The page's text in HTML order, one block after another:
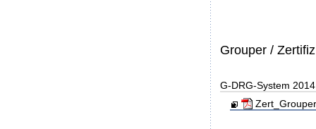
Grouper /
G-DRG-System